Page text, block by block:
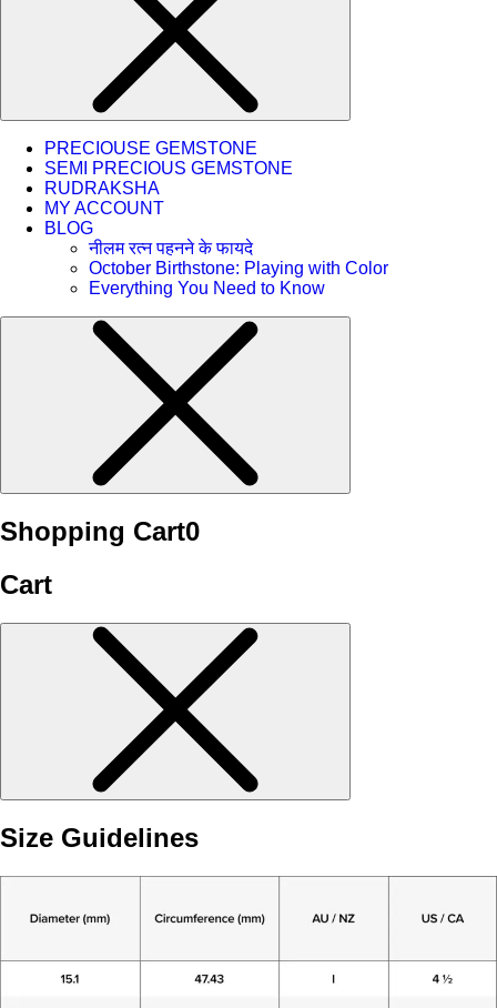
PRECIOUSE GEMSTONE
SEMI PRECIOUS GEMSTONE
RUDRAKSHA
MY ACCOUNT
BLOG
नीलम रत्न पहनने के फायदे
October Birthstone: Playing with Color
Everything You Need to Know
Shopping Cart0
Cart
Size Guidelines